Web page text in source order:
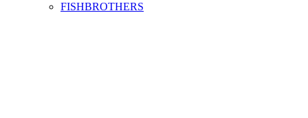
FISHBROTHERS